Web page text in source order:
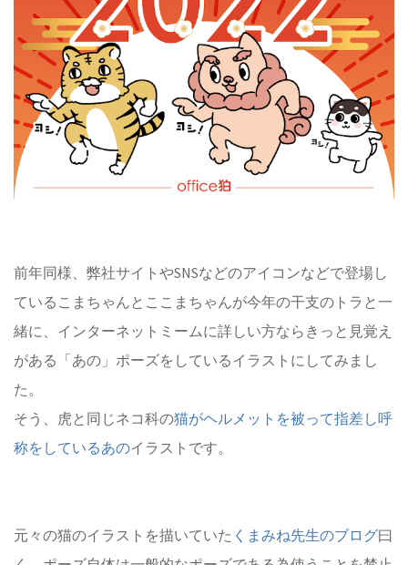
前年同様、弊社サイトやSNSなどのアイコンなどで登場し
ているこまちゃんとここまちゃんが今年の干支のトラと一
緒に、インターネットミームに詳しい方ならきっと見覚え
がある「あの」ポーズをしているイラストにしてみまし
た。
そう、虎と同じネコ科の猫がヘルメットを被って指差し呼
称をしているあのイラストです。
元々の猫のイラストを描いていた くまみね先生のブログ曰